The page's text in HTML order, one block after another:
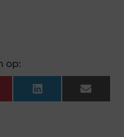
op:
LinkedInEmail